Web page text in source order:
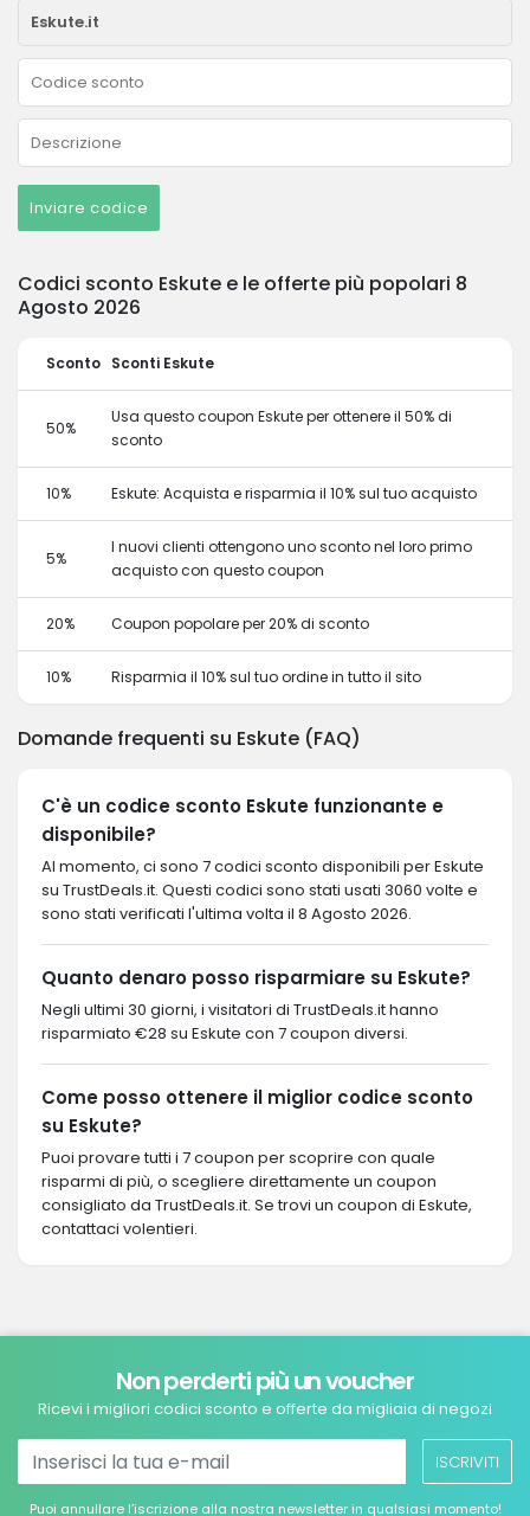
Inviare codice
Codici sconto Eskute e le offerte più popolari 8
Agosto 2026
Sconto Sconti Eskute
50%
Usa questo coupon Eskute per ottenere il 50% di
sconto
10% Eskute: Acquista e risparmia il 10% sul tuo acquisto
5%
I nuovi clienti ottengono uno sconto nel loro primo
acquisto con questo coupon
20% Coupon popolare per 20% di sconto
10% Risparmia il 10% sul tuo ordine in tutto il sito
Domande frequenti su Eskute (FAQ)
C'è un codice sconto Eskute funzionante e
disponibile?
Al momento, ci sono 7 codici sconto disponibili per Eskute
su TrustDeals.it. Questi codici sono stati usati 3060 volte e
sono stati verificati l'ultima volta il 8 Agosto 2026.
Quanto denaro posso risparmiare su Eskute?
Negli ultimi 30 giorni, i visitatori di TrustDeals.it hanno
risparmiato €28 su Eskute con 7 coupon diversi.
Come posso ottenere il miglior codice sconto
su Eskute?
Puoi provare tutti i 7 coupon per scoprire con quale
risparmi di più, o scegliere direttamente un coupon
consigliato da TrustDeals.it. Se trovi un coupon di Eskute,
contattaci volentieri.
Non perderti più un voucher
Ricevi i migliori codici sconto e offerte da migliaia di negozi
ISCRIVITI
Puoi annullare l’iscrizione alla nostra newsletter in qualsiasi momento!